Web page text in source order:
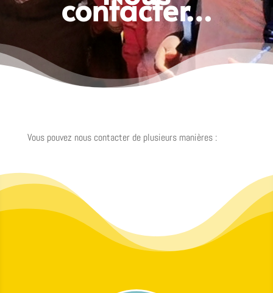
contacter…
Vous pouvez nous contacter de plusieurs manières :